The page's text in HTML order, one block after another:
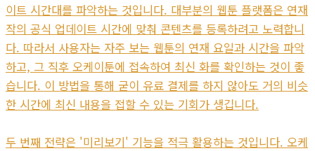
이트 시간대를 파악하는 것입니다. 대부분의 웹툰 플랫폼은 연재
작의 공식 업데이트 시간에 맞춰 콘텐츠를 등록하려고 노력합니
다. 따라서 사용자는 자주 보는 웹툰의 연재 요일과 시간을 파악
하고, 그 직후 오케이툰에 접속하여 최신 화를 확인하는 것이 좋
습니다. 이 방법을 통해 굳이 유료 결제를 하지 않아도 거의 비슷
한 시간에 최신 내용을 접할 수 있는 기회가 생깁니다.
두 번째 전략은 '미리보기' 기능을 적극 활용하는 것입니다. 오케